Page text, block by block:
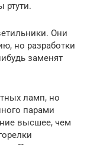
ртути.
Они
но разработки
заменят
ламп, но
парами
высшее, чем